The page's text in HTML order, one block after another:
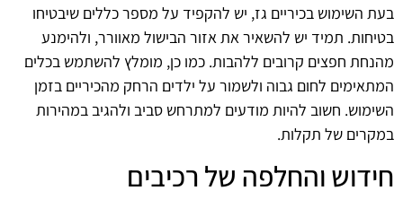
בעת השימוש בכיריים גז, יש להקפיד על מספר כללים שיבטיחו
בטיחות. תמיד יש להשאיר את אזור הבישול מאוורר, ולהימנע
מהנחת חפצים קרובים ללהבות. כמו כן, מומלץ להשתמש בכלים
המתאימים לחום גבוה ולשמור על ילדים הרחק מהכיריים בזמן
השימוש. חשוב להיות מודעים למתרחש סביב ולהגיב במהירות
במקרים של תקלות.
חידוש והחלפה של רכיבים